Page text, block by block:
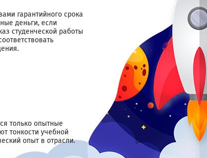
гарантийного срока
деньги, если
студенческой работы
только опытные
тонкости учебной
опыт в отрасли.